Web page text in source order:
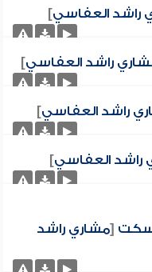
راشد العفاسي]
راشد العفاسي]
راشد العفاسي]
راشد العفاسي]
[مشاري راشد